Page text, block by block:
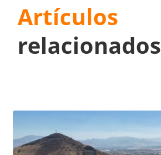
Artículos
relacionados